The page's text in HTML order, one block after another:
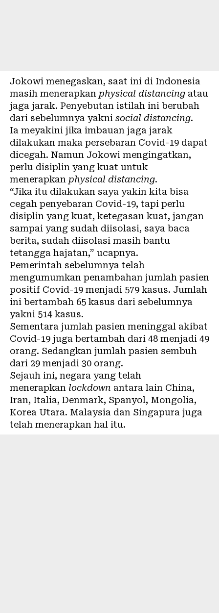
Jokowi menegaskan, saat ini di Indonesia
masih menerapkan physical distancing atau
jaga jarak. Penyebutan istilah ini berubah
dari sebelumnya yakni social distancing.
Ia meyakini jika imbauan jaga jarak
dilakukan maka persebaran Covid-19 dapat
dicegah. Namun Jokowi mengingatkan,
perlu disiplin yang kuat untuk
menerapkan physical distancing.
“Jika itu dilakukan saya yakin kita bisa
cegah penyebaran Covid-19, tapi perlu
disiplin yang kuat, ketegasan kuat, jangan
sampai yang sudah diisolasi, saya baca
berita, sudah diisolasi masih bantu
tetangga hajatan,” ucapnya.
Pemerintah sebelumnya telah
mengumumkan penambahan jumlah pasien
positif Covid-19 menjadi 579 kasus. Jumlah
ini bertambah 65 kasus dari sebelumnya
yakni 514 kasus.
Sementara jumlah pasien meninggal akibat
Covid-19 juga bertambah dari 48 menjadi 49
orang. Sedangkan jumlah pasien sembuh
dari 29 menjadi 30 orang.
Sejauh ini, negara yang telah
menerapkan lockdown antara lain China,
Iran, Italia, Denmark, Spanyol, Mongolia,
Korea Utara. Malaysia dan Singapura juga
telah menerapkan hal itu.